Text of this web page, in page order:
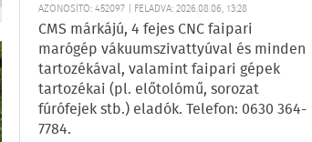
AZONOSÍTÓ: 452097 | FELADVA: 2026.08.06, 13:28
CMS márkájú, 4 fejes CNC faipari
marógép vákuumszivattyúval és minden
tartozékával, valamint faipari gépek
tartozékai (pl. előtolómű, sorozat
fúrófejek stb.) eladók. Telefon: 0630 364-
7784.